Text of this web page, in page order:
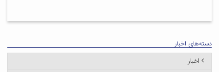
دسته‌های اخبار
اخبار